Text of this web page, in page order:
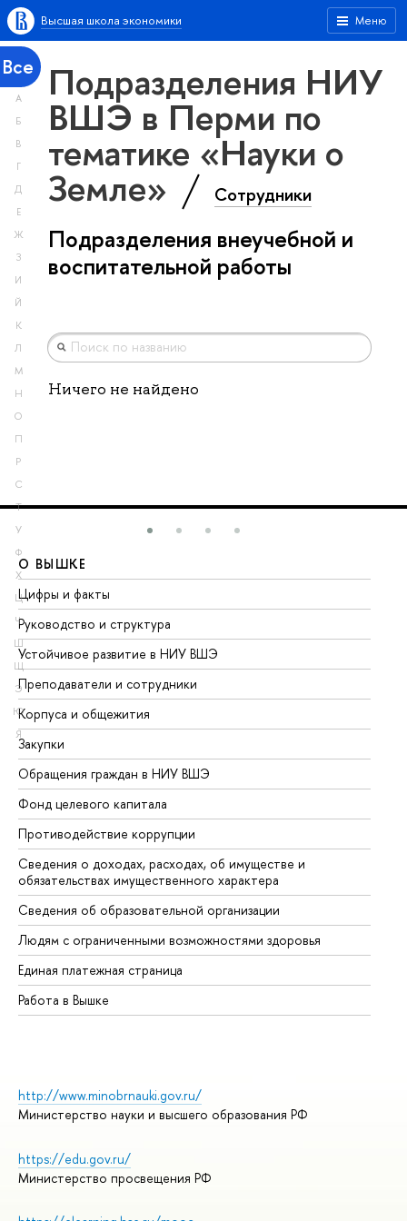
Меню
Высшая школа экономики
Все
А
Б
В
Г
Д
Е
Ж
З
И
Й
К
Л
М
Н
О
П
Р
С
Т
У
Ф
Х
Ц
Ч
Ш
Щ
Э
Ю
Я
Подразделения НИУ
ВШЭ в Перми по
тематике «Науки о
Земле» Сотрудники
Подразделения внеучебной и
воспитательной работы
Ничего не найдено
О ВЫШКЕ
Цифры и факты
Руководство и структура
Устойчивое развитие в НИУ ВШЭ
Преподаватели и сотрудники
Корпуса и общежития
Закупки
Обращения граждан в НИУ ВШЭ
Фонд целевого капитала
Противодействие коррупции
Сведения о доходах, расходах, об имуществе и
обязательствах имущественного характера
Сведения об образовательной организации
Людям с ограниченными возможностями здоровья
Единая платежная страница
Работа в Вышке
http://www.minobrnauki.gov.ru/
Министерство науки и высшего образования РФ
https://edu.gov.ru/
Министерство просвещения РФ